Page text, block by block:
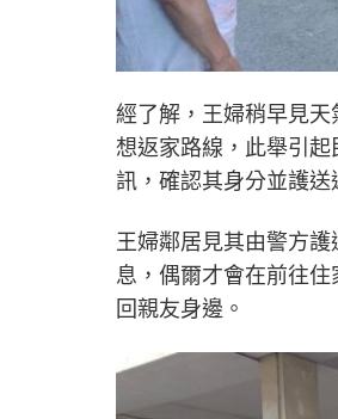
經了解，王婦稍早見
想返家路線，此舉引
訊，確認其身分並護送
王婦鄰居見其由警方
息，偶爾才會在前往
回親友身邊。